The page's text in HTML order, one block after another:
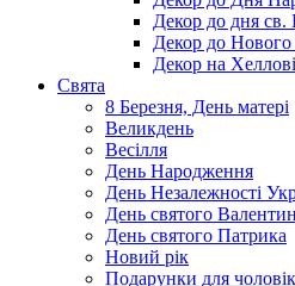
Декор до дня св.
Декор до Нового
Декор на
Свята
8 Березня, День матері
Великдень
Весілля
День Народження
День Незалежності
День святого
День святого Патрика
Новий рік
Подарунки для